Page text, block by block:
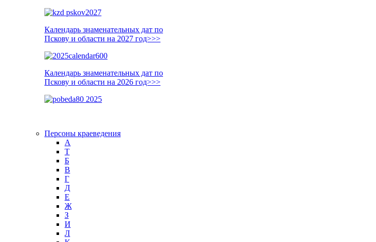
Календарь знаменательных дат по
Пскову и области на 2027 год>>>
Календарь знаменательных дат по
Пскову и области на 2026 год>>>
Персоны краеведения
А
T
Б
В
Г
Д
Е
Ж
З
И
Л